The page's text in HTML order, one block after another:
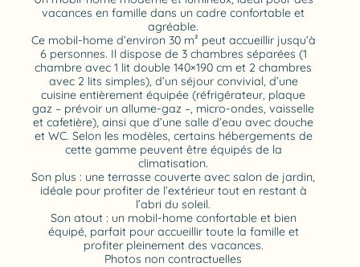
vacances en famille dans un cadre confortable et
agréable.
Ce mobil-home d’environ 30 m² peut accueillir jusqu’à
6 personnes. Il dispose de 3 chambres séparées (1
chambre avec 1 lit double 140×190 cm et 2 chambres
avec 2 lits simples), d’un séjour convivial, d’une
cuisine entièrement équipée (réfrigérateur, plaque
gaz – prévoir un allume-gaz –, micro-ondes, vaisselle
et cafetière), ainsi que d’une salle d’eau avec douche
et WC. Selon les modèles, certains hébergements de
cette gamme peuvent être équipés de la
climatisation.
Son plus : une terrasse couverte avec salon de jardin,
idéale pour profiter de l’extérieur tout en restant à
l’abri du soleil.
Son atout : un mobil-home confortable et bien
équipé, parfait pour accueillir toute la famille et
profiter pleinement des vacances.
Photos non contractuelles